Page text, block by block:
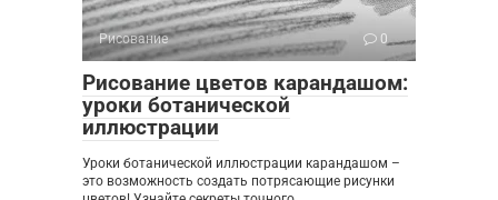
Рисование 0
Рисование цветов карандашом:
уроки ботанической
иллюстрации
Уроки ботанической иллюстрации карандашом –
это возможность создать потрясающие рисунки